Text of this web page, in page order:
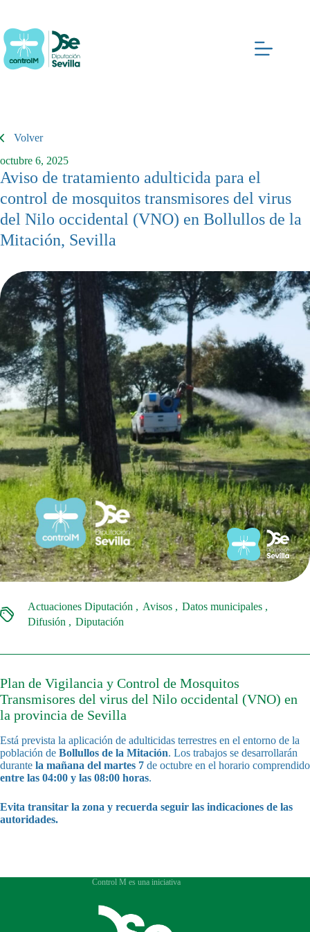
contenido
Volver
octubre 6, 2025
Aviso de tratamiento adulticida para el
control de mosquitos transmisores del virus
del Nilo occidental (VNO) en Bollullos de la
Mitación, Sevilla
Actuaciones Diputación Avisos
Datos municipales
Difusión
Diputación
Plan de Vigilancia y Control de Mosquitos
Transmisores del virus del Nilo occidental (VNO) en
la provincia de Sevilla
Está prevista la aplicación de adulticidas terrestres en el entorno de la
población de Bollullos de la Mitación. Los trabajos se desarrollarán
durante la mañana del martes 7 de octubre en el horario comprendido
entre las 04:00 y las 08:00 horas.
Evita transitar la zona y recuerda seguir las indicaciones de las
autoridades.
Control M es una iniciativa